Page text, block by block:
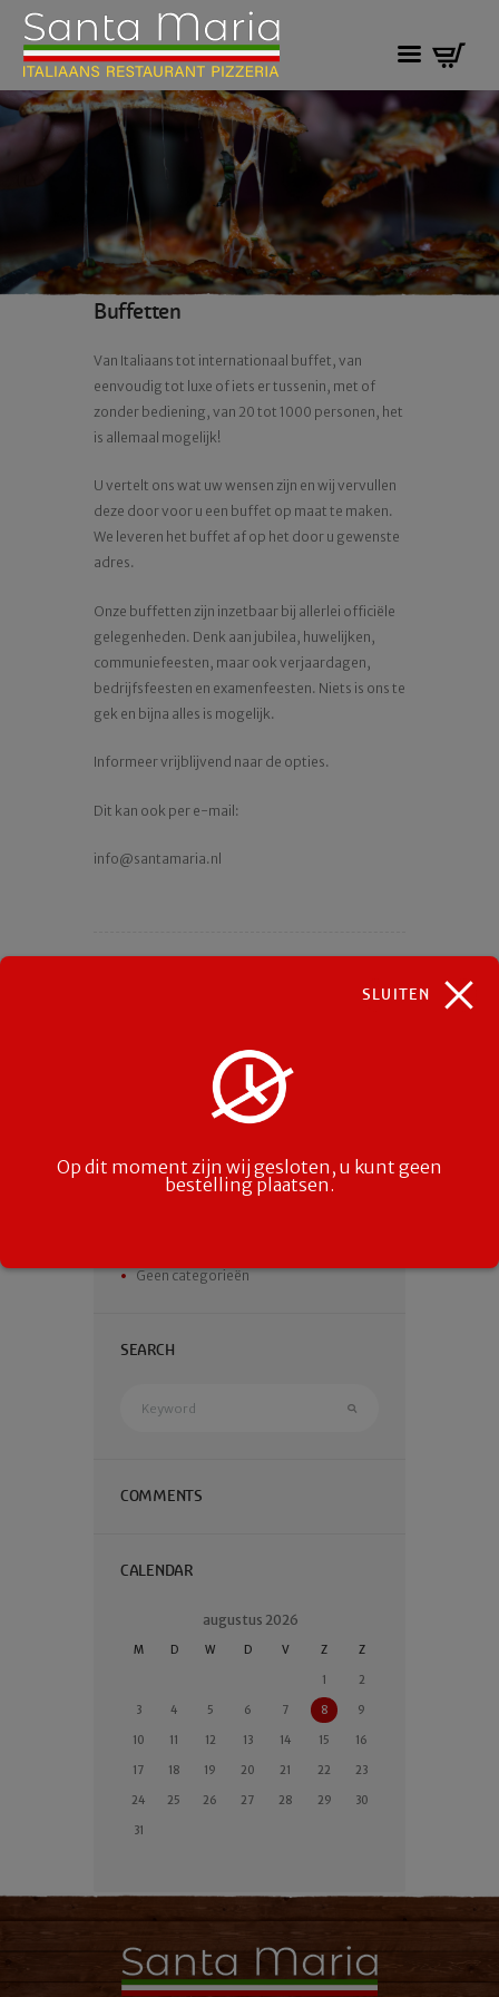
Buffetten
Van Italiaans tot internationaal buffet, van
eenvoudig tot luxe of iets er tussenin, met of
zonder bediening, van 20 tot 1000 personen, het
is allemaal mogelijk!
U vertelt ons wat uw wensen zijn en wij vervullen
deze door voor u een buffet op maat te maken.
We leveren het buffet af op het door u gewenste
adres.
Onze buffetten zijn inzetbaar bij allerlei officiële
gelegenheden. Denk aan jubilea, huwelijken,
communiefeesten, maar ook verjaardagen,
bedrijfsfeesten en examenfeesten. Niets is ons te
gek en bijna alles is mogelijk.
Informeer vrijblijvend naar de opties.
Dit kan ook per e-mail:
info@santamaria.nl
ingelogd zijn op
om een reactie te
Geen categorieën
SEARCH
COMMENTS
CALENDAR
augustus 2026
M D W D V Z Z
1 2
3 4 5 6 7 8 9
10 11 12 13 14 15 16
17 18 19 20 21 22 23
24 25 26 27 28 29 30
31
SLUITEN
Op dit moment zijn wij gesloten, u kunt geen
bestelling plaatsen.